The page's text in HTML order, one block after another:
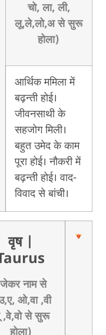
चो, ला, ली,
लू,ले,लो,अ से सुरू
होला)
आर्थिक ममिला में
बढ़न्ती होई।
जीवनसाथी के
सहजोग मिली।
बहुत उमेद के काम
पूरा होई। नौकरी में
बढ़न्ती होई। वाद-
विवाद से बांची।
वृष
नाम से
ओ,वा ,वी
,वे,वो से सुरू